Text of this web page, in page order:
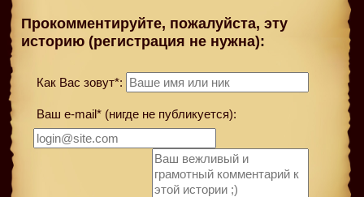
Прокомментируйте, пожалуйста, эту
историю (регистрация не нужна):
Как Вас зовут*:
Ваш e-mail* (нигде не публикуется):